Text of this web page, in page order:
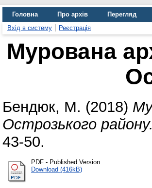
Головна Про архів Перегляд
Вхід в систему
Реєстрація
Мурована
Бендюк, М. (2018)
Острозького району.
43-50.
PDF - Published Version
Download (416kB)